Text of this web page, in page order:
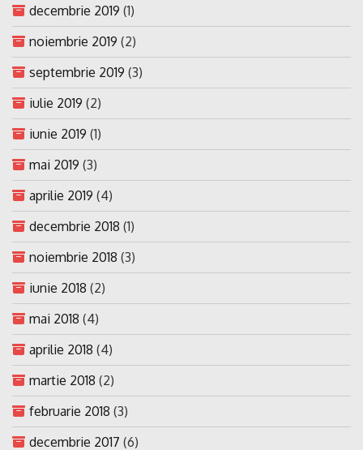
decembrie 2019 (1)
noiembrie 2019 (2)
septembrie 2019 (3)
iulie 2019 (2)
iunie 2019 (1)
mai 2019 (3)
aprilie 2019 (4)
decembrie 2018 (1)
noiembrie 2018 (3)
iunie 2018 (2)
mai 2018 (4)
aprilie 2018 (4)
martie 2018 (2)
februarie 2018 (3)
decembrie 2017 (6)